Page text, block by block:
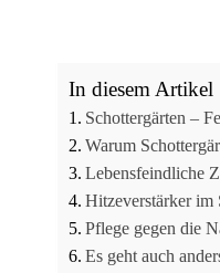
In diesem Artikel
Schottergärten –
Warum
Lebensfeindliche
Hitzeverstärker im
Pflege gegen die
Es geht auch